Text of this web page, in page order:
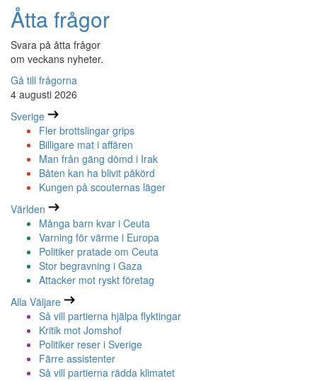
Åtta frågor
Svara på åtta frågor
om veckans nyheter.
Gå till frågorna
4 augusti 2026
Sverige
Fler brottslingar grips
Billigare mat i affären
Man från gäng dömd i Irak
Båten kan ha blivit påkörd
Kungen på scouternas läger
Världen
Många barn kvar i Ceuta
Varning för värme i Europa
Politiker pratade om Ceuta
Stor begravning i Gaza
Attacker mot ryskt företag
Alla Väljare
Så vill partierna hjälpa flyktingar
Kritik mot Jomshof
Politiker reser i Sverige
Färre assistenter
Så vill partierna rädda klimatet